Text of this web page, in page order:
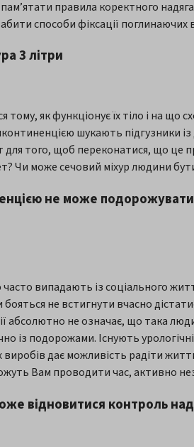
правила коректного
способи фіксації поглинаючих
3 літри
як функціонує їх тіло і на що
шукають підгузники
для того, щоб переконатися, що це
Чи може сечовий міхур людини
не може подорожувати
випадають із соціального
не встигнути вчасно
абсолютно не означає, що така
із подорожами. Існують
дає можливість радіти
Вам проводити час, активно
відновитися контроль